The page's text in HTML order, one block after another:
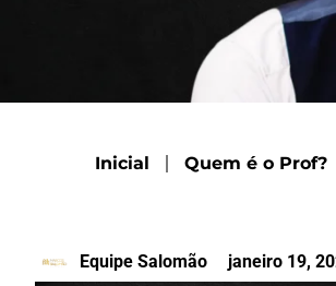
Inicial Quem é o Prof?
Equipe Salomão janeiro 19,